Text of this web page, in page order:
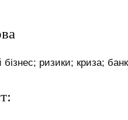
бізнес; ризики; криза;